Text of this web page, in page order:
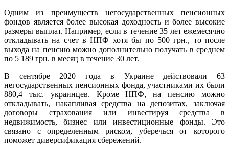
Одним из преимуществ негосударственных пенсионных
фондов является более высокая доходность и более высокие
размеры выплат. Например, если в течение 35 лет ежемесячно
откладывать на счет в НПФ хотя бы по 500 грн., то после
выхода на пенсию можно дополнительно получать в среднем
по 5 189 грн. в месяц в течение 30 лет.
В сентябре 2020 года в Украине действовали 63
негосударственных пенсионных фонда, участниками их были
880,4 тыс. украинцев. Кроме НПФ, на пенсию можно
откладывать, накапливая средства на депозитах, заключая
договоры страхования или инвестируя средства в
недвижимость, бизнес или инвестиционные фонды. Это
связано с определенным риском, уберечься от которого
поможет диверсификация сбережений.